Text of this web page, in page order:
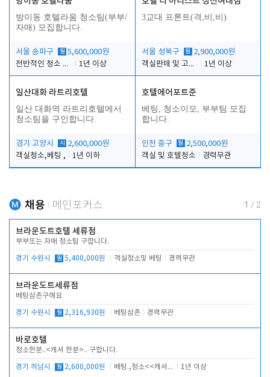
방이동 호텔라움 청소팀(부부/
자매) 모집합니다.
서울 송파구 월 5,600,000원
전반적인 청소 업무(객실청소.객실정리)
1년 이상
3교대 프론트(격,비,비)
서울 성북구 월 2,900,000원
객실판매 및 고객응대
1년 이상
일산대화 라트리호텔
일산 대화역 라트리호텔에서
청소팀을 구인합니다.
경기 고양시 시
2,600,000원
객실청소,베팅 ,
1년 이하
호텔에어포트준
베팅, 청소이모, 부부팀 모집
합니다.
인천 중구 월 2,500,000원
객실 및 호텔청소
경력무관
채용 메인포커스 1 / 2
브라운도트호텔 세류점
부부또는 자매 청소팀 구합니다.
경기 수원시 월 5,400,000원 객실청소및 베팅 경력무관
브라운도트세류점
베팅삼촌구해요
경기 수원시 월 2,316,930원 베팅삼촌 경력무관
바로호텔
청소한분..<캐셔 한분>.. 구합니다.
경기 하남시 월 2,600,000원 베팅.,청소<<캐셔 모셔봅니다. 1년 이상